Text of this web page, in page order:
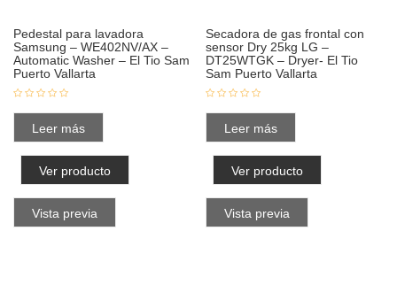
Pedestal para lavadora
Samsung – WE402NV/AX –
Automatic Washer – El Tio Sam
Puerto Vallarta
Leer más
Ver producto
Vista previa
Secadora de gas frontal con
sensor Dry 25kg LG –
DT25WTGK – Dryer- El Tio
Sam Puerto Vallarta
Leer más
Ver producto
Vista previa